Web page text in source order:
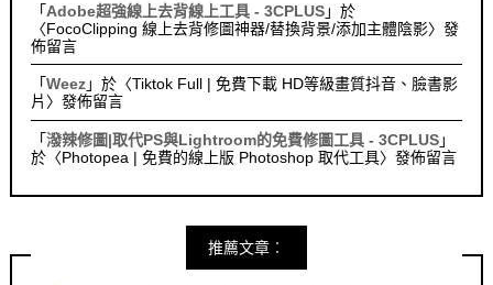
「 Adobe超強線上去背線上工具 - 3CPLUS」於
〈FocoClipping 線上去背修圖神器/替換背景/添加主體陰影〉發
佈留言
「Weez」於〈Tiktok Full | 免費下載 HD等級畫質抖音、臉書影
片 〉發佈留言
「潑辣修圖|取代PS與Lightroom的免費修圖工具 - 3CPLUS」
於〈Photopea | 免費的線上版 Photoshop 取代工具〉發佈留言
推薦文章︰